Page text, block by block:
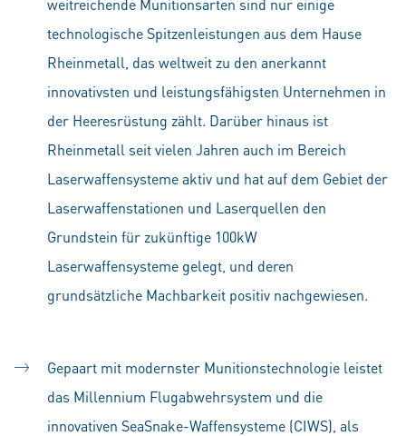
weitreichende Munitionsarten sind nur einige
technologische Spitzenleistungen aus dem Hause
Rheinmetall, das weltweit zu den anerkannt
innovativsten und leistungsfähigsten Unternehmen in
der Heeresrüstung zählt. Darüber hinaus ist
Rheinmetall seit vielen Jahren auch im Bereich
Laserwaffensysteme aktiv und hat auf dem Gebiet der
Laserwaffenstationen und Laserquellen den
Grundstein für zukünftige 100kW
Laserwaffensysteme gelegt, und deren
grundsätzliche Machbarkeit positiv nachgewiesen.
Gepaart mit modernster Munitionstechnologie leistet
das Millennium Flugabwehrsystem und die
innovativen SeaSnake-Waffensysteme (CIWS), als